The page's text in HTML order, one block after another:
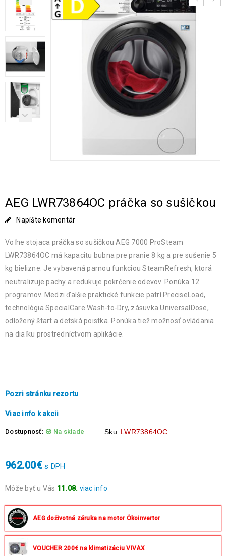
AEG LWR73864OC práčka so sušičkou
Napíšte komentár
Voľne stojaca práčka so sušičkou AEG 7000 ProSteam
LWR73864OC má kapacitu bubna pre pranie 8 kg a pre sušenie 5
kg bielizne. Je vybavená parnou funkciou SteamRefresh, ktorá
neutralizuje pachy a redukuje pokrčenie odevov. Ponúka 12
programov. Medzi ďalšie praktické funkcie patrí PreciseLoad,
technológia SpecialCare Wash-to-Dry, zásuvka UniversalDose,
odložený štart a detská poistka. Ponúka tiež možnosť ovládania
na diaľku prostredníctvom aplikácie.
Pozri stránku rezortu
Viac info k akcii
Dostupnosť: Na sklade Sku: LWR73864OC
962.00€ s DPH
Môže byť u Vás 11.08. viac info
okrem víkendov a sviatkov.
AEG doživotná záruka na motor Ökoinvertor
VOUCHER 200€ na klimatizáciu VIVAX